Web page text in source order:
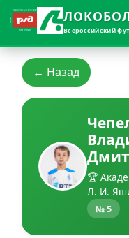
Всероссийский
← Назад
🏆
Л. И.
№ 5